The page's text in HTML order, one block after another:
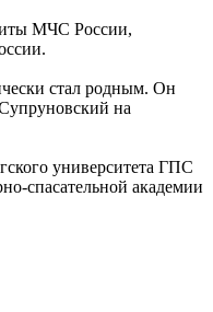
МЧС России,
стал родным. Он
на
университета ГПС
спасательной академии